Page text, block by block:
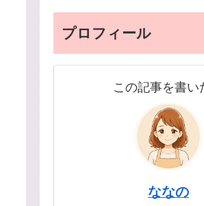
プロフィール
この記事を書い
ななの